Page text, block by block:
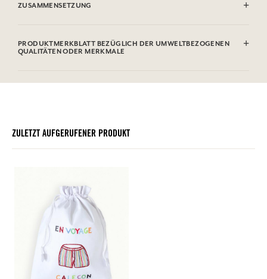
ZUSAMMENSETZUNG
PRODUKTMERKBLATT BEZÜGLICH DER UMWELTBEZOGENEN
QUALITÄTEN ODER MERKMALE
ZULETZT AUFGERUFENER PRODUKT